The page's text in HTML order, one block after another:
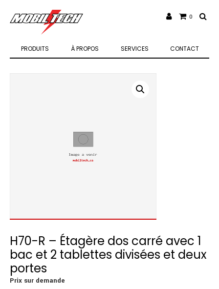
PRODUITS À PROPOS SERVICES CONTACT
0
H70-R – Étagère dos carré avec 1
bac et 2 tablettes divisées et deux
portes
Prix sur demande